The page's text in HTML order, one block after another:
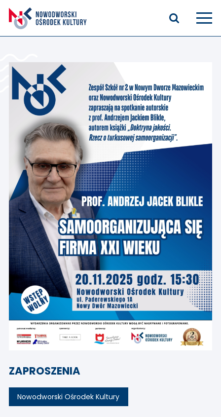
Kasyno Oficerskie
Zajęcia stałe
Kontakt
O nas
ZAPROSZENIA
Nowodworski Ośrodek Kultury